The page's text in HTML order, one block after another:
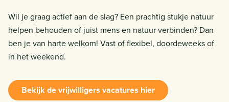
Wil je graag actief aan de slag? Een prachtig stukje natuur
helpen behouden of juist mens en natuur verbinden? Dan
ben je van harte welkom! Vast of flexibel, doordeweeks of
in het weekend.
Bekijk de vrijwilligers vacatures hier